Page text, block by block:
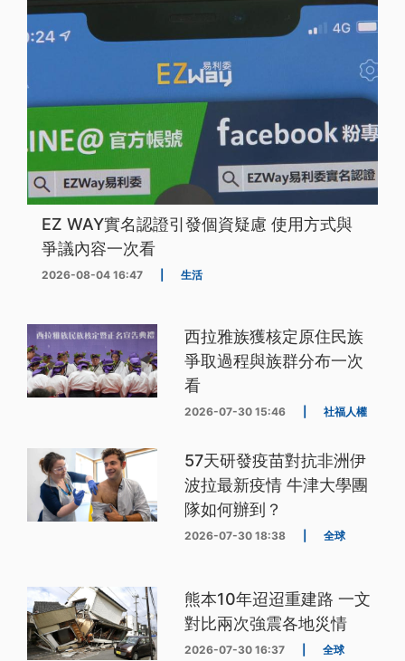
EZ WAY實名認證引發個資疑慮 使用方式與
爭議內容一次看
2026-08-04 16:47 生活
西拉雅族獲核定原住民族
爭取過程與族群分布一次
看
2026-07-30 15:46 社福人權
57天研發疫苗對抗非洲伊
波拉最新疫情 牛津大學團
隊如何辦到？
2026-07-30 18:38 全球
熊本10年迢迢重建路 一文
對比兩次強震各地災情
2026-07-30 16:37 全球